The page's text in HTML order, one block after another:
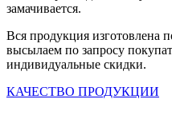
замачивается.
Вся продукция изготовлена
высылаем по запросу
индивидуальные скидки.
КАЧЕСТВО ПРОДУКЦИИ